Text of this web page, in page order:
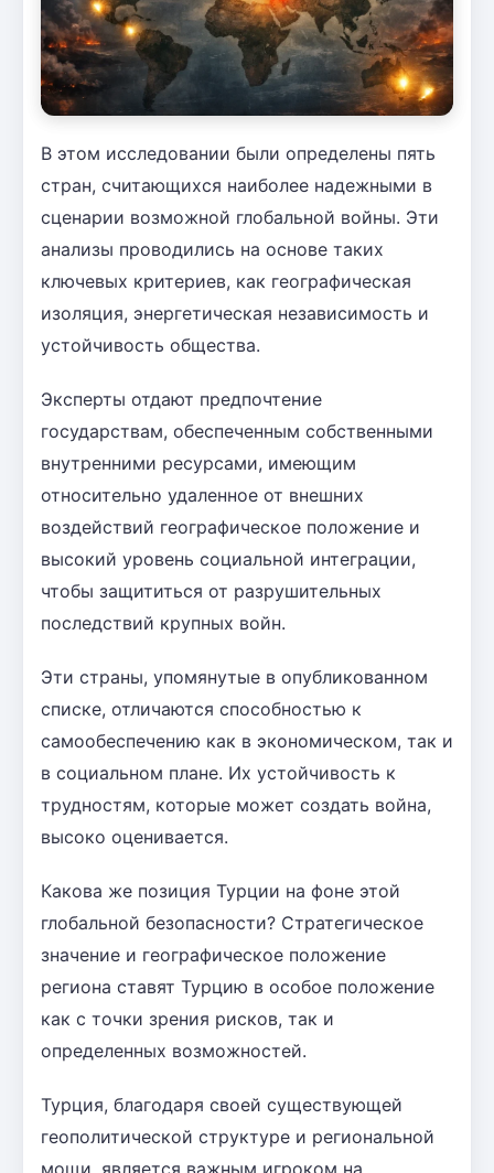
В этом исследовании были определены пять
стран, считающихся наиболее надежными в
сценарии возможной глобальной войны. Эти
анализы проводились на основе таких
ключевых критериев, как географическая
изоляция, энергетическая независимость и
устойчивость общества.
Эксперты отдают предпочтение
государствам, обеспеченным собственными
внутренними ресурсами, имеющим
относительно удаленное от внешних
воздействий географическое положение и
высокий уровень социальной интеграции,
чтобы защититься от разрушительных
последствий крупных войн.
Эти страны, упомянутые в опубликованном
списке, отличаются способностью к
самообеспечению как в экономическом, так и
в социальном плане. Их устойчивость к
трудностям, которые может создать война,
высоко оценивается.
Какова же позиция Турции на фоне этой
глобальной безопасности? Стратегическое
значение и географическое положение
региона ставят Турцию в особое положение
как с точки зрения рисков, так и
определенных возможностей.
Турция, благодаря своей существующей
геополитической структуре и региональной
мощи, является важным игроком на